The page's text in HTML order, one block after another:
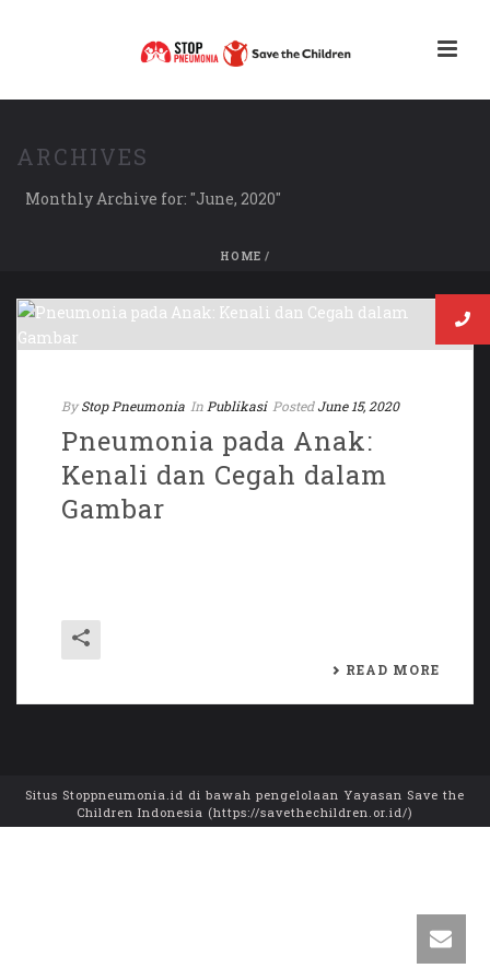
ARCHIVES
Monthly Archive for: "June, 2020"
HOME /
By Stop Pneumonia In Publikasi Posted June 15, 2020
Pneumonia pada Anak:
Kenali dan Cegah dalam
Gambar
READ MORE
Situs Stoppneumonia.id di bawah pengelolaan Yayasan Save the
Children Indonesia (https://savethechildren.or.id/)